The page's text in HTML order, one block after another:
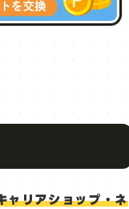
ャリアショップ・ネ